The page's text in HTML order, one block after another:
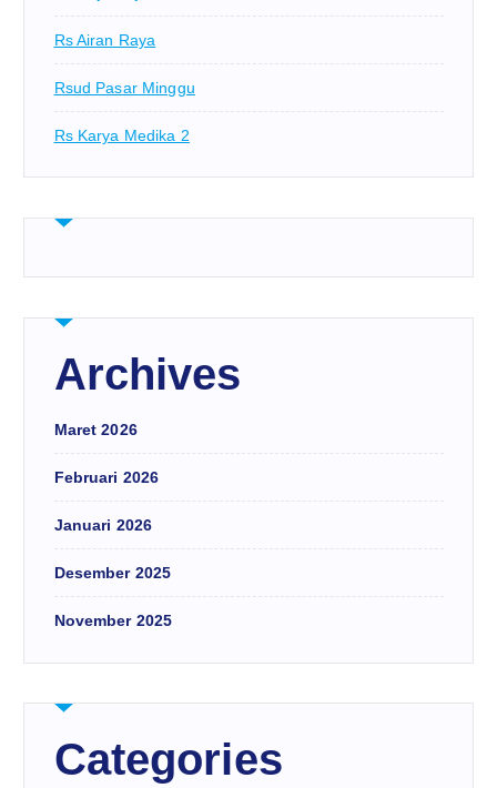
Rs Airan Raya
Rsud Pasar Minggu
Rs Karya Medika 2
Archives
Maret 2026
Februari 2026
Januari 2026
Desember 2025
November 2025
Categories